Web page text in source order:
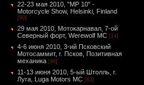
22-23 мая 2010, "MP 10" -
Motorcycle Show, Helsinki, Finland
[90]
29 мая 2010, Мотокарнавал, 7-ой
Северный форт, Werewolf MC [14]
4-6 июня 2010, 3-ий Псковский
Мотосаммит, г. Псков, Позитивная
механика [96]
11-13 июня 2010, 5-ый Штолль, г.
Луга, Luga Motors MC [82]